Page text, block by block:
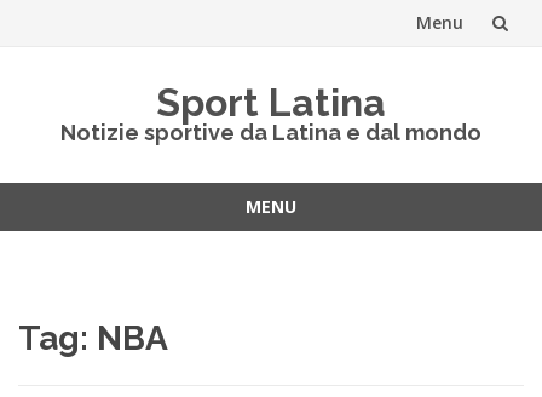
Menu
Sport Latina
Notizie sportive da Latina e dal mondo
MENU
Tag: NBA